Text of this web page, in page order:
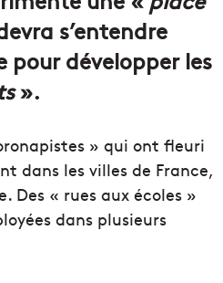
s’entendre
pour développer les
».
» qui ont fleuri
dans les villes de France,
Des « rues aux écoles »
dans plusieurs